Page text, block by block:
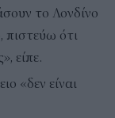
το Λονδίνο
πιστεύω ότι
είπε.
«δεν είναι